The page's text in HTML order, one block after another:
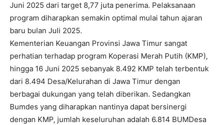
Juni 2025 dari target 8,77 juta penerima. Pelaksanaan
program diharapkan semakin optimal mulai tahun ajaran
baru bulan Juli 2025.
Kementerian Keuangan Provinsi Jawa Timur sangat
perhatian terhadap program Koperasi Merah Putih (KMP),
hingga 16 Juni 2025 sebanyak 8.492 KMP telah terbentuk
dari 8.494 Desa/Kelurahan di Jawa Timur dengan
berbagai dukungan yang telah diberikan. Sedangkan
Bumdes yang diharapkan nantinya dapat bersinergi
dengan KMP, jumlah keseluruhan adalah 6.814 BUMDesa